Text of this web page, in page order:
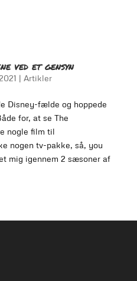
ved et gensyn
| Artikler
Disney-fælde og hoppede
for, at se The
nogle film til
nogen tv-pakke, så, you
mig igennem 2 sæsoner af